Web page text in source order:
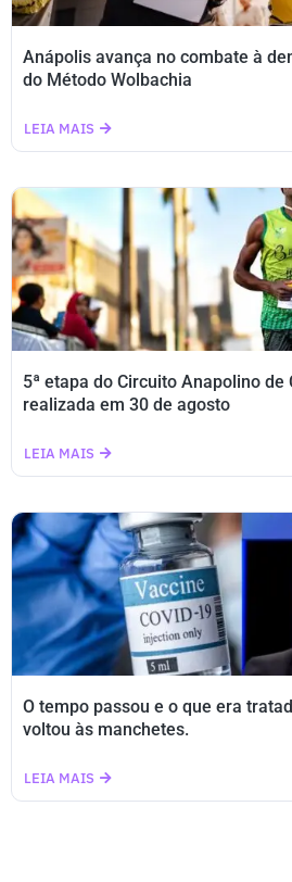
Anápolis avança no combate à
do Método Wolbachia
LEIA MAIS
5ª etapa do Circuito Anapolino de
realizada em 30 de agosto
LEIA MAIS
O tempo passou e o que era
voltou às manchetes.
LEIA MAIS